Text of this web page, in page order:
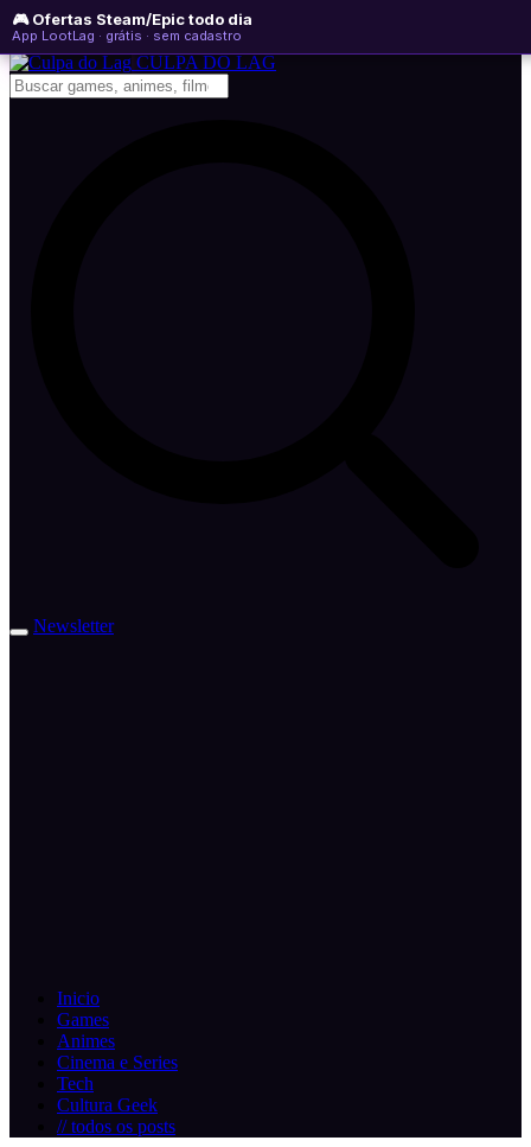
🎮 Ofertas Steam/Epic todo dia
App LootLag · grátis · sem cadastro
sábado, 08 de agosto de 2026 WhatsApp
Newsletter
CULPA DO LAG
Newsletter
Inicio
Games
Animes
Cinema e Series
Tech
Cultura Geek
// todos os posts